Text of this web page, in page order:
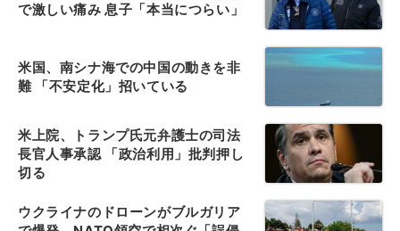
で激しい痛み 息子「本当につらい」
米国、南シナ海での中国の動きを非
難 「不安定化」招いている
米上院、トランプ氏元弁護士の司法
長官人事承認 「政治利用」批判押し
切る
ウクライナのドローンがブルガリア